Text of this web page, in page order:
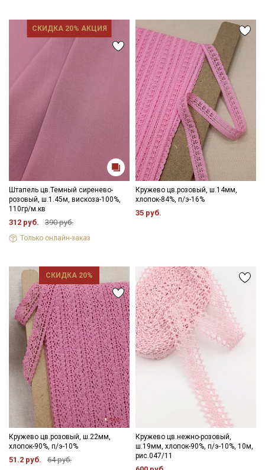
СКИДКА 20% АКЦИЯ
Штапель цв.Темный сиренево-
розовый, ш.1.45м, вискоза-100%,
110гр/м.кв
312 руб. 390 руб.
Только онлайн-заказ
Кружево цв.розовый, ш.14мм,
хлопок-84%, п/э-16%
35 руб.
СКИДКА 20%
Кружево цв.розовый, ш.22мм,
хлопок-90%, п/э-10%
51.2 руб. 64 руб.
Кружево цв.нежно-розовый,
ш.19мм, хлопок-90%, п/э-10%, 10м,
рис.047/11